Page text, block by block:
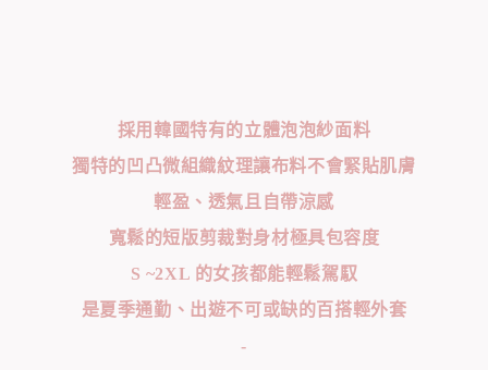
採用韓國特有的立體泡泡紗面料
獨特的凹凸微組織紋理讓布料不會緊貼肌膚
輕盈、透氣且自帶涼感
寬鬆的短版剪裁對身材極具包容度
S ~2XL 的女孩都能輕鬆駕馭
是夏季通勤、出遊不可或缺的百搭輕外套
-